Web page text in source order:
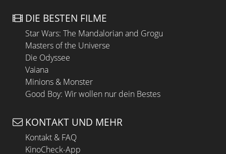
DIE BESTEN FILME
Star Wars: The Mandalorian and Grogu
Masters of the Universe
Die Odyssee
Vaiana
Minions & Monster
Good Boy: Wir wollen nur dein Bestes
KONTAKT UND MEHR
Kontakt & FAQ
KinoCheck-App